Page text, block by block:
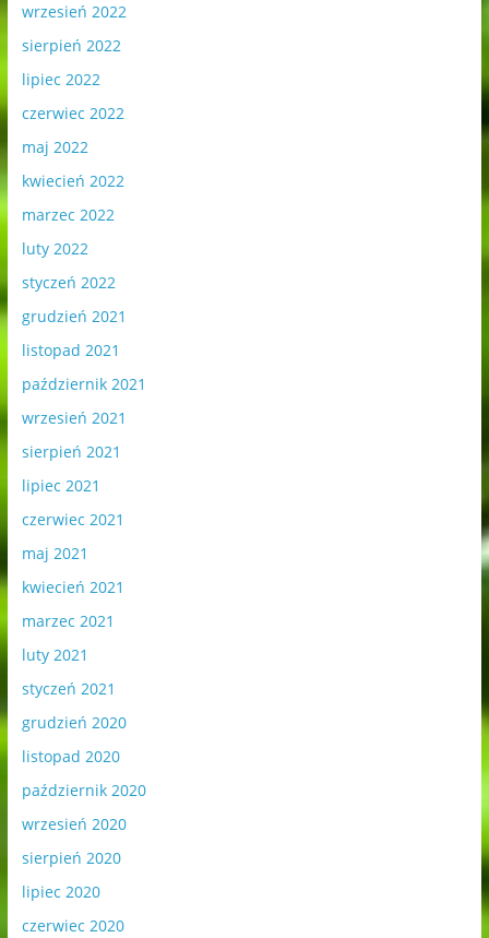
wrzesień 2022
sierpień 2022
lipiec 2022
czerwiec 2022
maj 2022
kwiecień 2022
marzec 2022
luty 2022
styczeń 2022
grudzień 2021
listopad 2021
październik 2021
wrzesień 2021
sierpień 2021
lipiec 2021
czerwiec 2021
maj 2021
kwiecień 2021
marzec 2021
luty 2021
styczeń 2021
grudzień 2020
listopad 2020
październik 2020
wrzesień 2020
sierpień 2020
lipiec 2020
czerwiec 2020